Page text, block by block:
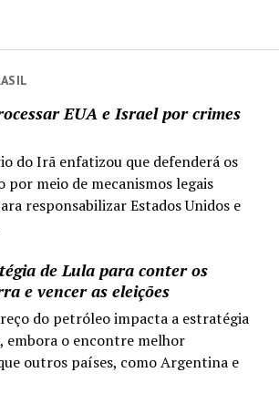
EUA e Israel por crimes
do Irã enfatizou que defenderá os
por meio de mecanismos legais
responsabilizar Estados Unidos e
de Lula para conter os
e vencer as eleições
do petróleo impacta a estratégia
embora o encontre melhor
outros países, como Argentina e